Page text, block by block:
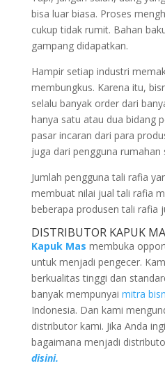
bisa luar biasa. Proses
cukup tidak rumit. Bahan
gampang didapatkan.
Hampir setiap industri
membungkus. Karena itu,
selalu banyak order dari
hanya satu atau dua bidang
pasar incaran dari para
juga dari pengguna rumahan
Jumlah pengguna tali rafia
membuat nilai jual tali rafia
beberapa produsen tali rafia
DISTRIBUTOR KAPUK
Kapuk Mas membuka
untuk menjadi pengecer.
berkualitas tinggi dan
banyak mempunyai mitra
Indonesia. Dan kami
distributor kami. Jika Anda
bagaimana menjadi
disini.